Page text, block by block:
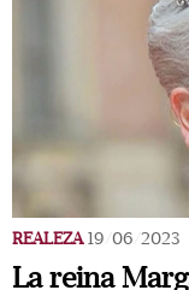
REALEZA 19/06/2023
La reina